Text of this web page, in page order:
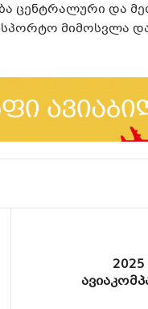
ცენტრალური და
მიმოსვლა